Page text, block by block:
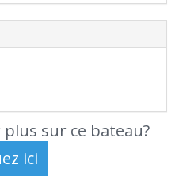
sur ce bateau?